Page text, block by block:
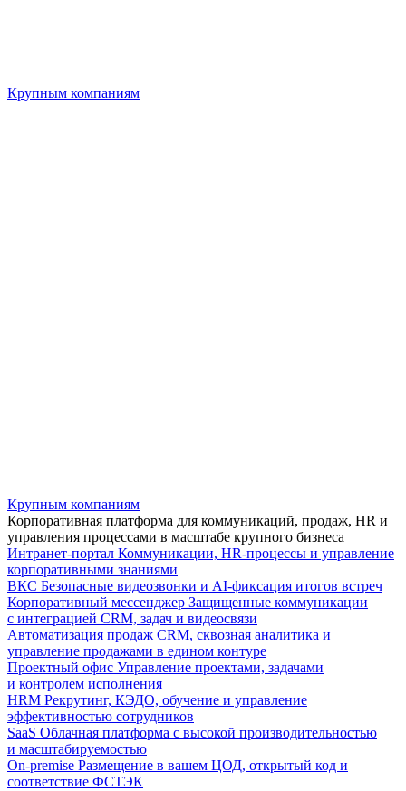
Крупным компаниям
Крупным компаниям
Корпоративная платформа для коммуникаций, продаж, HR и
управления процессами в масштабе крупного бизнеса
Интранет-портал Коммуникации, HR-процессы и управление
корпоративными знаниями
ВКС Безопасные видеозвонки и AI-фиксация итогов встреч
Корпоративный мессенджер Защищенные коммуникации
с интеграцией CRM, задач и видеосвязи
Автоматизация продаж CRM, сквозная аналитика и
управление продажами в едином контуре
Проектный офис Управление проектами, задачами
и контролем исполнения
HRM Рекрутинг, КЭДО, обучение и управление
эффективностью сотрудников
SaaS Облачная платформа с высокой производительностью
и масштабируемостью
On-premise Размещение в вашем ЦОД, открытый код и
соответствие ФСТЭК